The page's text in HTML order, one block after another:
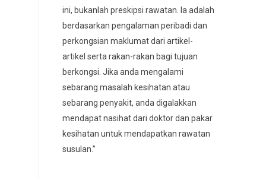
ini, bukanlah preskipsi rawatan. Ia adalah
berdasarkan pengalaman peribadi dan
perkongsian maklumat dari artikel-
artikel serta rakan-rakan bagi tujuan
berkongsi. Jika anda mengalami
sebarang masalah kesihatan atau
sebarang penyakit, anda digalakkan
mendapat nasihat dari doktor dan pakar
kesihatan untuk mendapatkan rawatan
susulan.”